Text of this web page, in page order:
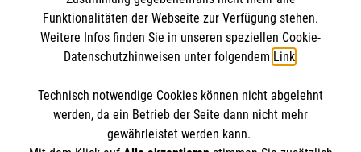
Malteserorden
Sharepoint
Spendenkonto
Bank: PAX Bank für Kirche und Caritas eG
DE12370601201201213556
So finden Sie uns
Funktionalitäten der Webseite zur Verfügung stehen.
Weitere Infos finden Sie in unseren speziellen Cookie-
Datenschutzhinweisen unter folgendem Link.
Technisch notwendige Cookies können nicht abgelehnt
werden, da ein Betrieb der Seite dann nicht mehr
gewährleistet werden kann.